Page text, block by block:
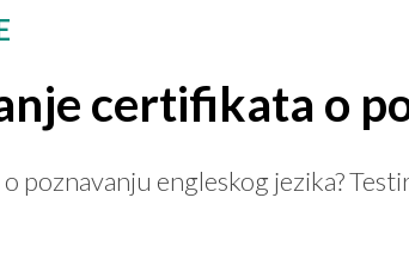
certifikata o
poznavanju engleskog jezika?